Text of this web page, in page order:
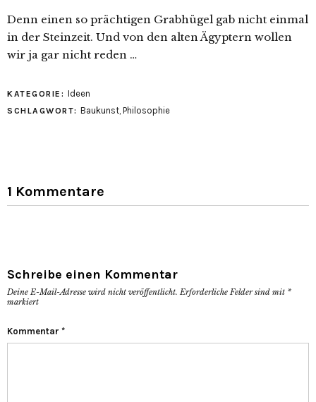
Denn einen so prächtigen Grabhügel gab nicht einmal
in der Steinzeit. Und von den alten Ägyptern wollen
wir ja gar nicht reden …
KATEGORIE: Ideen
SCHLAGWORT: Baukunst Philosophie
1 Kommentare
Schreibe einen Kommentar
Deine E-Mail-Adresse wird nicht veröffentlicht. Erforderliche Felder sind mit *
markiert
Kommentar *